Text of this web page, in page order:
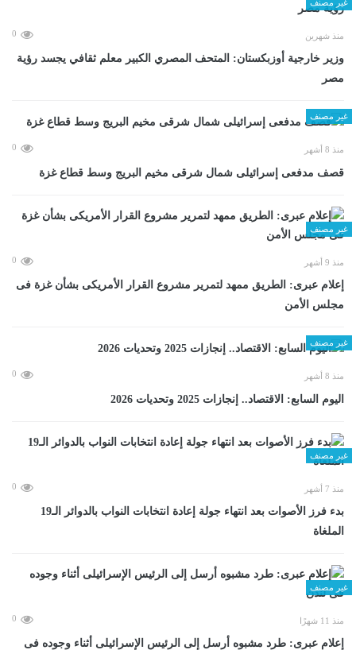
غير مصنف
منذ شهرين 0
وزير خارجية أوزبكستان: المتحف المصري الكبير معلم ثقافي يجسد رؤية
مصر
غير مصنف
منذ 8 أشهر 0
قصف مدفعى إسرائيلى شمال شرقى مخيم البريج وسط قطاع غزة
غير مصنف
منذ 9 أشهر 0
إعلام عبرى: الطريق ممهد لتمرير مشروع القرار الأمريكى بشأن غزة فى
مجلس الأمن
غير مصنف
منذ 8 أشهر 0
اليوم السابع: الاقتصاد.. إنجازات 2025 وتحديات 2026
غير مصنف
منذ 7 أشهر 0
بدء فرز الأصوات بعد انتهاء جولة إعادة انتخابات النواب بالدوائر الـ19
الملغاة
غير مصنف
منذ 11 شهرًا 0
إعلام عبرى: طرد مشبوه أرسل إلى الرئيس الإسرائيلى أثناء وجوده فى